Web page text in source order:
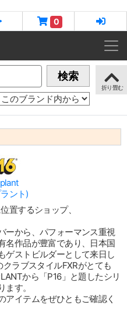
0
検索
ント)
置するショップ、
ーから、パフォーマンス重視
名作品が豊富であり、日本国
ゲストビルダーとして来日し
ラブスタイルFXRがとても
から「P16」と題したシリ
す。
アイテムをぜひともご確認く